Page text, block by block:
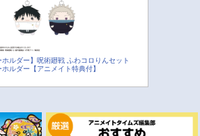
ホルダー】呪術廻戦 ふわコロりんセット
ホルダー【アニメイト特典付】